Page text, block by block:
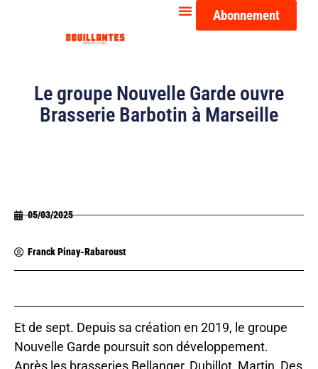
Abonnement
Le groupe Nouvelle Garde ouvre
Brasserie Barbotin à Marseille
05/03/2025
Franck Pinay-Rabaroust
Et de sept. Depuis sa création en 2019, le groupe
Nouvelle Garde poursuit son développement.